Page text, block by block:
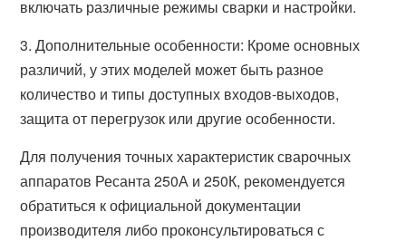
включать различные режимы сварки и настройки.
3. Дополнительные особенности: Кроме основных
различий, у этих моделей может быть разное
количество и типы доступных входов-выходов,
защита от перегрузок или другие особенности.
Для получения точных характеристик сварочных
аппаратов Ресанта 250А и 250К, рекомендуется
обратиться к официальной документации
производителя либо проконсультироваться с